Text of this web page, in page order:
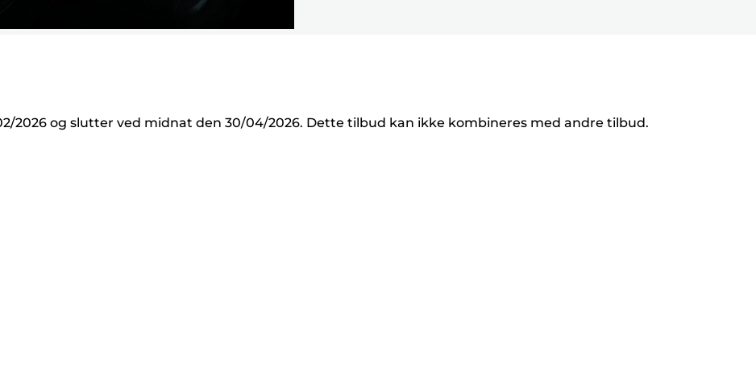
2026 og slutter ved midnat den 30/04/2026. Dette tilbud kan ikke kombineres med andre tilbud.